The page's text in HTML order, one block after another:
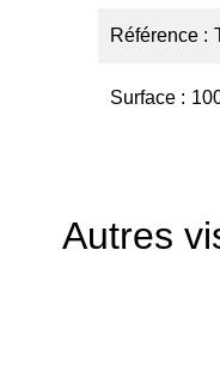
Référence
Surface
Autres